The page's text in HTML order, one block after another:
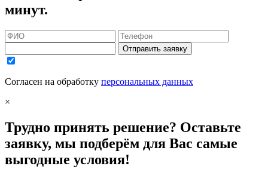
минут.
Отправить заявку
Согласен на обработку персональных данных
×
Трудно принять решение? Оставьте
заявку, мы подберём для Вас самые
выгодные условия!